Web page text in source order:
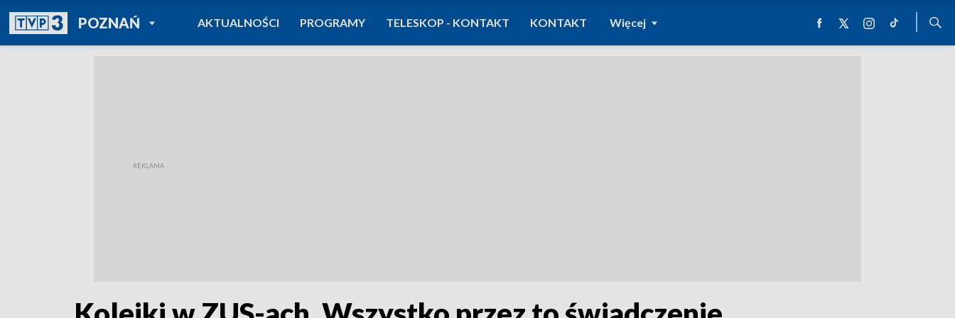
POZNAŃPOWRÓT DO
TVP REGIONY
AKTUALNOŚCI PROGRAMY TELESKOP - KONTAKT KONTAKT Więcej